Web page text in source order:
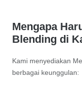
Mengapa
Blending di
Kami menyediakan
berbagai keunggulan: